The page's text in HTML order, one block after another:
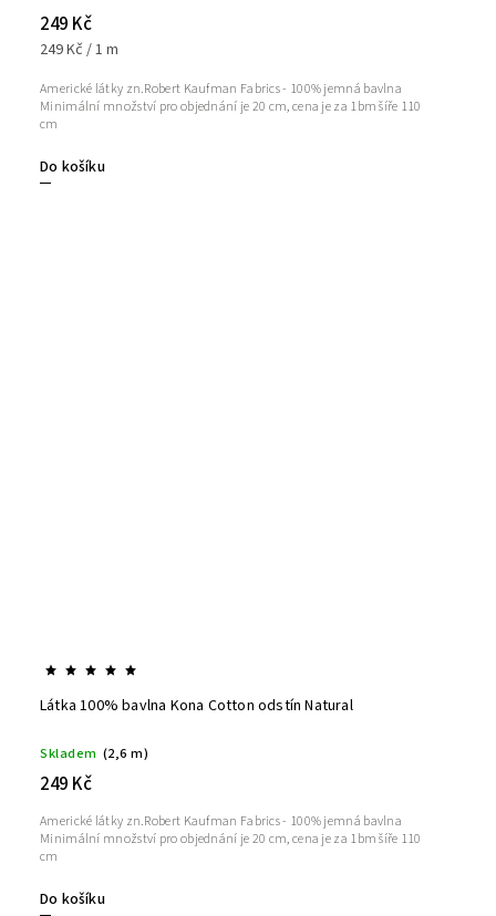
249 Kč
249 Kč / 1 m
Do košíku
Americké látky zn.Robert Kaufman Fabrics - 100% jemná bavlna
Minimální množství pro objednání je 20 cm, cena je za 1bm šíře 110
cm
Látka 100% bavlna Kona Cotton odstín Natural
Skladem (2,6 m)
249 Kč
Do košíku
Americké látky zn.Robert Kaufman Fabrics - 100% jemná bavlna
Minimální množství pro objednání je 20 cm, cena je za 1bm šíře 110
cm